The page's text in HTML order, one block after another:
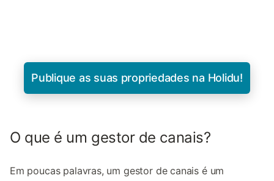
Publique as suas propriedades na Holidu!
O que é um gestor de canais?
Em poucas palavras, um gestor de canais é um